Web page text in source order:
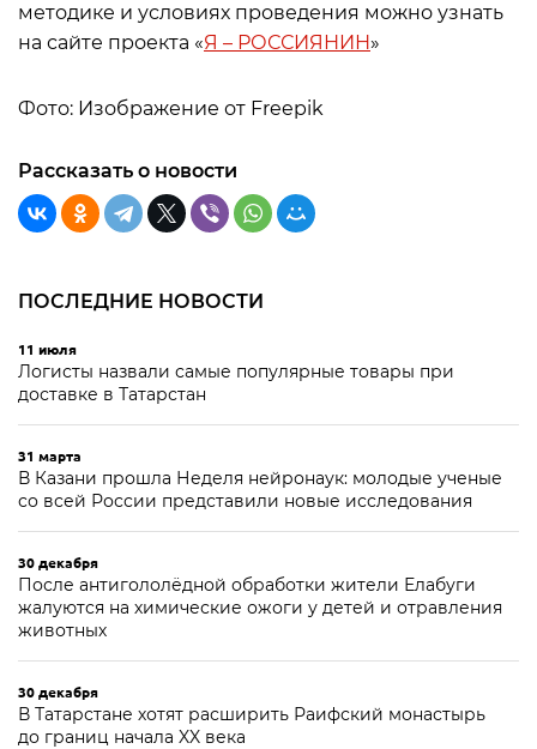
методике и условиях проведения можно узнать
на сайте проекта «Я – РОССИЯНИН»
Фото: Изображение от Freepik
Рассказать о новости
ПОСЛЕДНИЕ НОВОСТИ
11 июля
Логисты назвали самые популярные товары при
доставке в Татарстан
31 марта
В Казани прошла Неделя нейронаук: молодые ученые
со всей России представили новые исследования
30 декабря
После антигололёдной обработки жители Елабуги
жалуются на химические ожоги у детей и отравления
животных
30 декабря
В Татарстане хотят расширить Раифский монастырь
до границ начала XX века